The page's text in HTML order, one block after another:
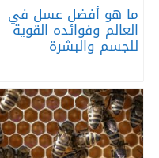
ما هو أفضل عسل في
العالم وفوائده القوية
للجسم والبشرة